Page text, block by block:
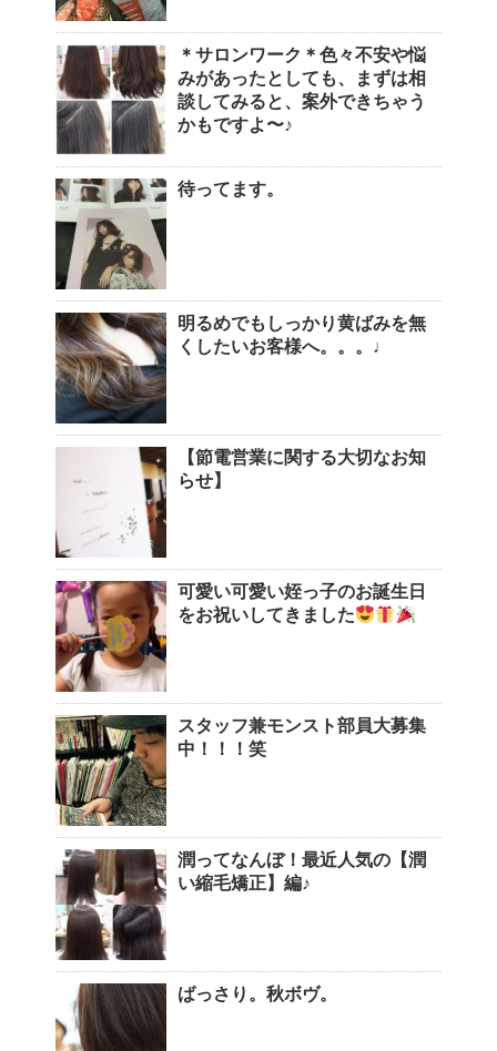
＊サロンワーク＊色々不安や悩
みがあったとしても、まずは相
談してみると、案外できちゃう
かもですよ〜♪
待ってます。
明るめでもしっかり黄ばみを無
くしたいお客様へ。。。♩
【節電営業に関する大切なお知
らせ】
可愛い可愛い姪っ子のお誕生日
をお祝いしてきました
スタッフ兼モンスト部員大募集
中！！！笑
潤ってなんぼ！最近人気の【潤
い縮毛矯正】編♪
ばっさり。秋ボヴ。